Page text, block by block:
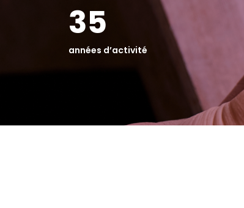
35
années d’activité